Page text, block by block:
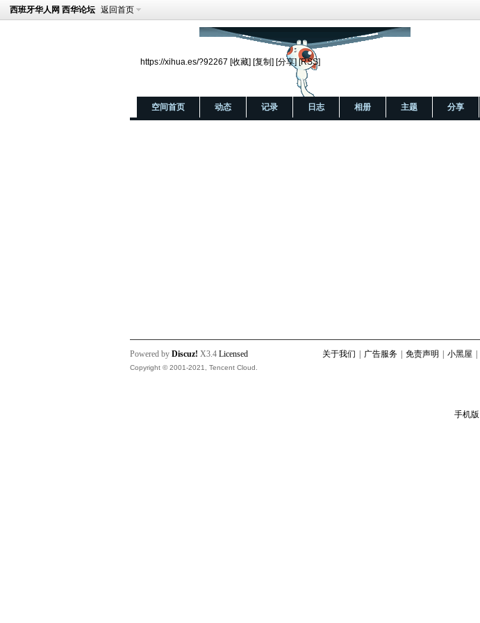
西班牙华人网 西华论坛 返回首页
https://xihua.es/?92267 [收藏] [复制] [分享] [RSS]
空间首页 动态 记录 日志 相册 主题 分享
关于我们 广告服务 免责声明 小黑屋
Powered by Discuz! X3.4 Licensed
Copyright © 2001-2021, Tencent Cloud.
手机版